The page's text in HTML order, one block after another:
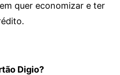
quer economizar e ter
Digio?